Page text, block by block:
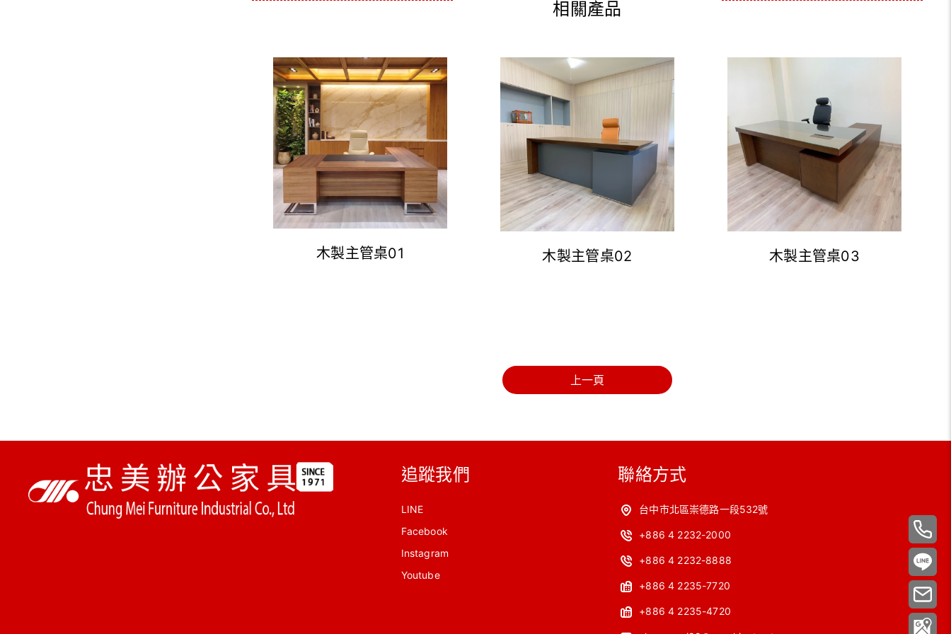
相關產品
木製主管桌01 木製主管桌02 木製主管桌03
上一頁
追蹤我們
LINE
Facebook
Instagram
Youtube
聯絡方式
台中市北區崇德路一段532號
+886 4 2232-2000
+886 4 2232-8888
+886 4 2235-7720
+886 4 2235-4720